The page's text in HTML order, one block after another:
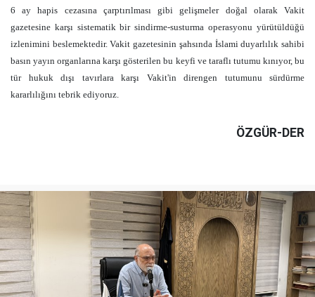
6 ay hapis cezasına çarptırılması gibi gelişmeler doğal olarak Vakit
gazetesine karşı sistematik bir sindirme-susturma operasyonu yürütüldüğü
izlenimini beslemektedir. Vakit gazetesinin şahsında İslami duyarlılık sahibi
basın yayın organlarına karşı gösterilen bu keyfi ve taraflı tutumu kınıyor, bu
tür hukuk dışı tavırlara karşı Vakit'in direngen tutumunu sürdürme
kararlılığını tebrik ediyoruz.
ÖZGÜR-DER